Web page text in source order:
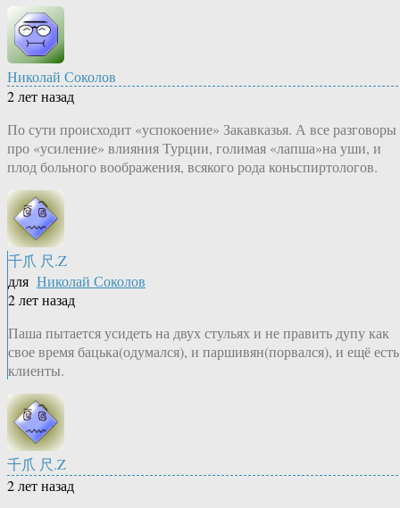
Николай Соколов
2 лет назад
По сути происходит «успокоение» Закавказья. А все разговоры
про «усиление» влияния Турции, голимая «лапша»на уши, и
плод больного воображения, всякого рода коньспиртологов.
千爪 尺.Z
для Николай Соколов
2 лет назад
Паша пытается усидеть на двух стульях и не править дупу как
свое время бацька(одумался), и паршивян(порвался), и ещё есть
клиенты.
千爪 尺.Z
2 лет назад